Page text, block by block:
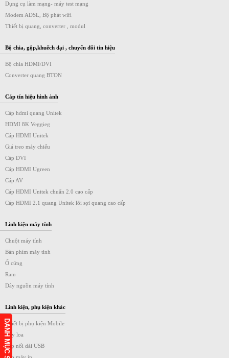
Dụng cụ làm mạng- máy test mạng
Modem ADSL, Bộ phát wifi
Thiết bị quang, converter , modul
Bộ chia, gộp,khuếch đại , chuyển đổi tin hiệu
Bộ chia HDMI/DVI
Converter quang BTON
Cáp tín hiệu hình ảnh
Cáp hdmi quang Unitek
HDMI 8K Veggieg
Cáp HDMI Unitek
Giá treo máy chiếu
Cáp DVI
Cáp HDMI Ugreen
Cáp AV
Cáp HDMI Unitek chuẩn 2.0 cao cấp
Cáp HDMI 2.1 quang Unitek lõi sợi quang cao cấp
Linh kiện máy tính
Chuột máy tính
Bàn phím máy tinh
Ổ cứng
Ram
Dây nguồn máy tính
Linh kiện, phụ kiện khác
Thiết bị phụ kiện Mobile
Dây loa
Cáp nối dài USB